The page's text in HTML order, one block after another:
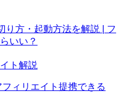
り方・起動方法を解説 | フ
いい？
ィリエイト提携できる